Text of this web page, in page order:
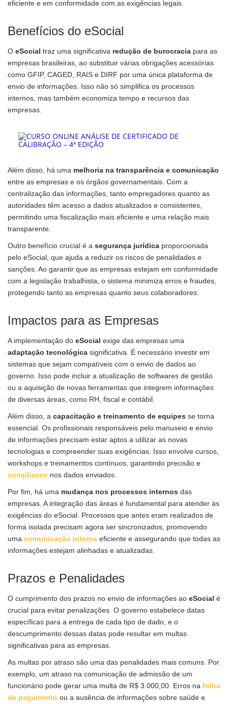
eficiente e em conformidade com as exigências legais.
Benefícios do eSocial
O eSocial traz uma significativa redução de burocracia para as
empresas brasileiras, ao substituir várias obrigações acessórias
como GFIP, CAGED, RAIS e DIRF por uma única plataforma de
envio de informações. Isso não só simplifica os processos
internos, mas também economiza tempo e recursos das
empresas.
Além disso, há uma melhoria na transparência e comunicação
entre as empresas e os órgãos governamentais. Com a
centralização das informações, tanto empregadores quanto as
autoridades têm acesso a dados atualizados e consistentes,
permitindo uma fiscalização mais eficiente e uma relação mais
transparente.
Outro benefício crucial é a segurança jurídica proporcionada
pelo eSocial, que ajuda a reduzir os riscos de penalidades e
sanções. Ao garantir que as empresas estejam em conformidade
com a legislação trabalhista, o sistema minimiza erros e fraudes,
protegendo tanto as empresas quanto seus colaboradores.
Impactos para as Empresas
A implementação do eSocial exige das empresas uma
adaptação tecnológica significativa. É necessário investir em
sistemas que sejam compatíveis com o envio de dados ao
governo. Isso pode incluir a atualização de softwares de gestão
ou a aquisição de novas ferramentas que integrem informações
de diversas áreas, como RH, fiscal e contábil.
Além disso, a capacitação e treinamento de equipes se torna
essencial. Os profissionais responsáveis pelo manuseio e envio
de informações precisam estar aptos a utilizar as novas
tecnologias e compreender suas exigências. Isso envolve cursos,
workshops e treinamentos contínuos, garantindo precisão e
compliance nos dados enviados.
Por fim, há uma mudança nos processos internos das
empresas. A integração das áreas é fundamental para atender às
exigências do eSocial. Processos que antes eram realizados de
forma isolada precisam agora ser sincronizados, promovendo
uma comunicação interna eficiente e assegurando que todas as
informações estejam alinhadas e atualizadas.
Prazos e Penalidades
O cumprimento dos prazos no envio de informações ao eSocial é
crucial para evitar penalizações. O governo estabelece datas
específicas para a entrega de cada tipo de dado, e o
descumprimento dessas datas pode resultar em multas
significativas para as empresas.
As multas por atraso são uma das penalidades mais comuns. Por
exemplo, um atraso na comunicação de admissão de um
funcionário pode gerar uma multa de R$ 3.000,00. Erros na folha
de pagamento ou a ausência de informações sobre saúde e